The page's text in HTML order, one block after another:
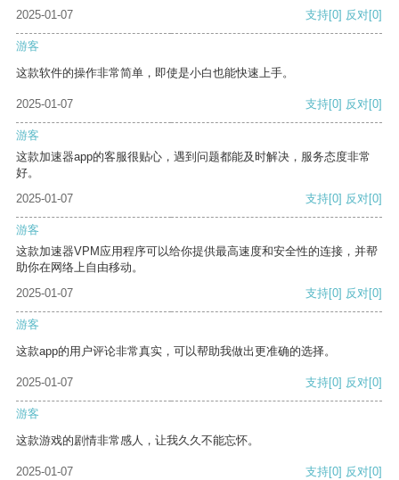
2025-01-07 支持[0] 反对[0]
游客
这款软件的操作非常简单，即使是小白也能快速上手。
2025-01-07 支持[0] 反对[0]
游客
这款加速器app的客服很贴心，遇到问题都能及时解决，服务态度非常
好。
2025-01-07
支持[0] 反对[0]
游客
这款加速器VPM应用程序可以给你提供最高速度和安全性的连接，并帮
助你在网络上自由移动。
2025-01-07
支持[0] 反对[0]
游客
这款app的用户评论非常真实，可以帮助我做出更准确的选择。
2025-01-07 支持[0] 反对[0]
游客
这款游戏的剧情非常感人，让我久久不能忘怀。
2025-01-07 支持[0] 反对[0]